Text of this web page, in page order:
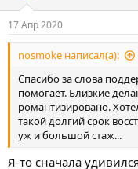
17 Апр 2020
nosmoke написал(а):
Спасибо за слова
помогает. Близкие
романтизировано.
такой долгий срок
уж и большой стаж...
Я-то сначала